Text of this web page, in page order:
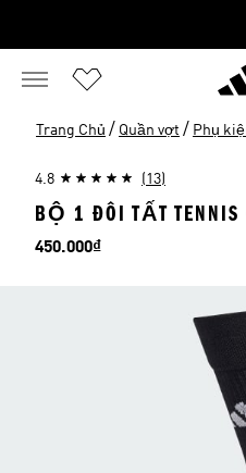
Trang Chủ / Quần vợt / Phụ
4.8 (13)
BỘ 1 ĐÔI TẤT TENNIS
Giá
450.000₫